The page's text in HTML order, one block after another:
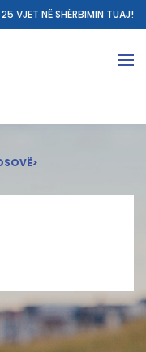
25 VJET NË SHËRBIMIN TUAJ!
>